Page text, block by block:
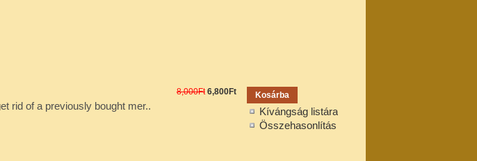
Kívángság listára
Összehasonlítás
8,000Ft 6,800Ft
rid of a previously bought mer..